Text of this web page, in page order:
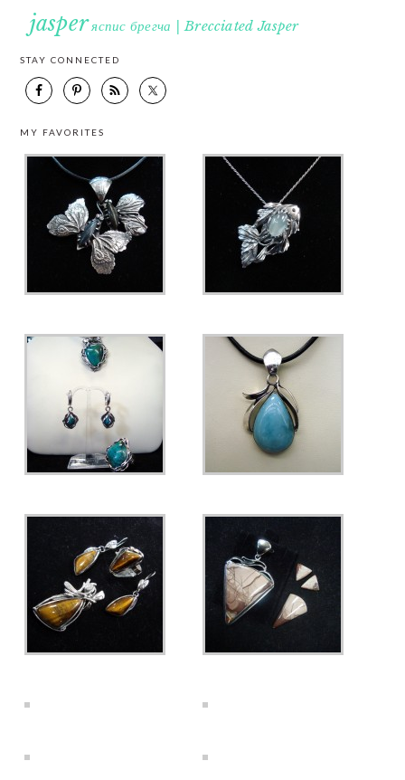
jasperяспис брегча | Brecciated Jasper
STAY CONNECTED
MY FAVORITES